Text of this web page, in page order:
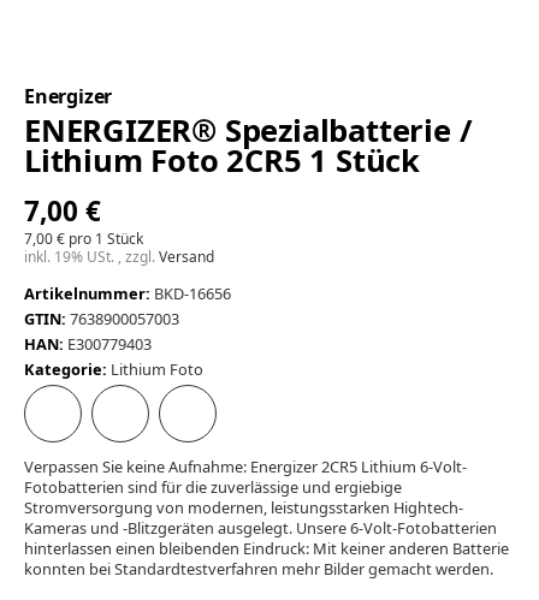
Energizer
ENERGIZER® Spezialbatterie /
Lithium Foto 2CR5 1 Stück
7,00 €
7,00 € pro 1 Stück
inkl. 19% USt. , zzgl.Versand
Artikelnummer: BKD-16656
GTIN: 7638900057003
HAN: E300779403
Kategorie: Lithium Foto
Verpassen Sie keine Aufnahme: Energizer 2CR5 Lithium 6-Volt-
Fotobatterien sind für die zuverlässige und ergiebige
Stromversorgung von modernen, leistungsstarken Hightech-
Kameras und -Blitzgeräten ausgelegt. Unsere 6-Volt-Fotobatterien
hinterlassen einen bleibenden Eindruck: Mit keiner anderen Batterie
konnten bei Standardtestverfahren mehr Bilder gemacht werden.